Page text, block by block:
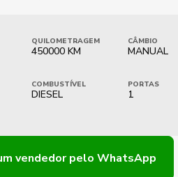
QUILOMETRAGEM
450000 KM
CÂMBIO
MANUAL
COMBUSTÍVEL
DIESEL
PORTAS
1
vendedorpelo WhatsApp